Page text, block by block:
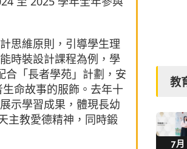
思維原則，引導學生理
時裝設計課程為例，學
合「長者學苑」計劃，安
命故事的服飾。去年十
示學習成果，體現長幼
主教愛德精神，同時鍛
教
7月